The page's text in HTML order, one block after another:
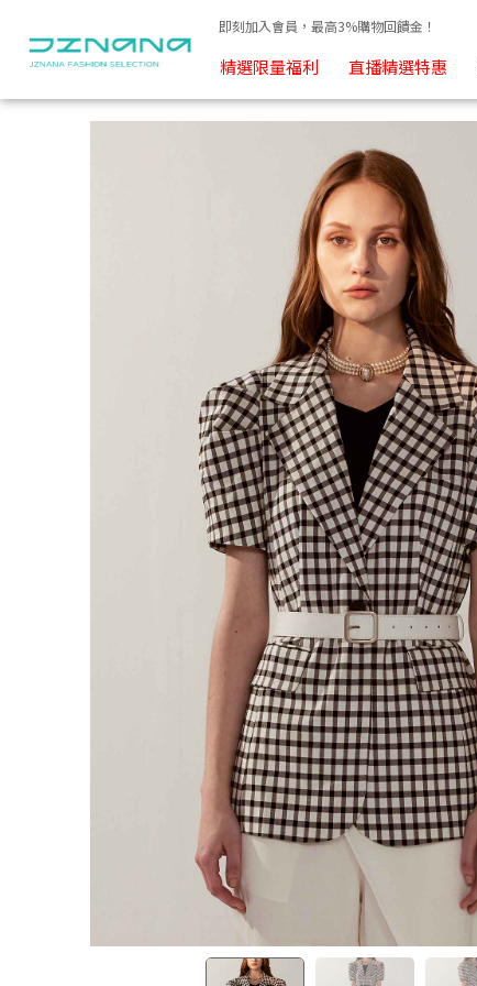
即刻加入會員，最高3%購物回饋金！
精選限量福利 直播精選特惠